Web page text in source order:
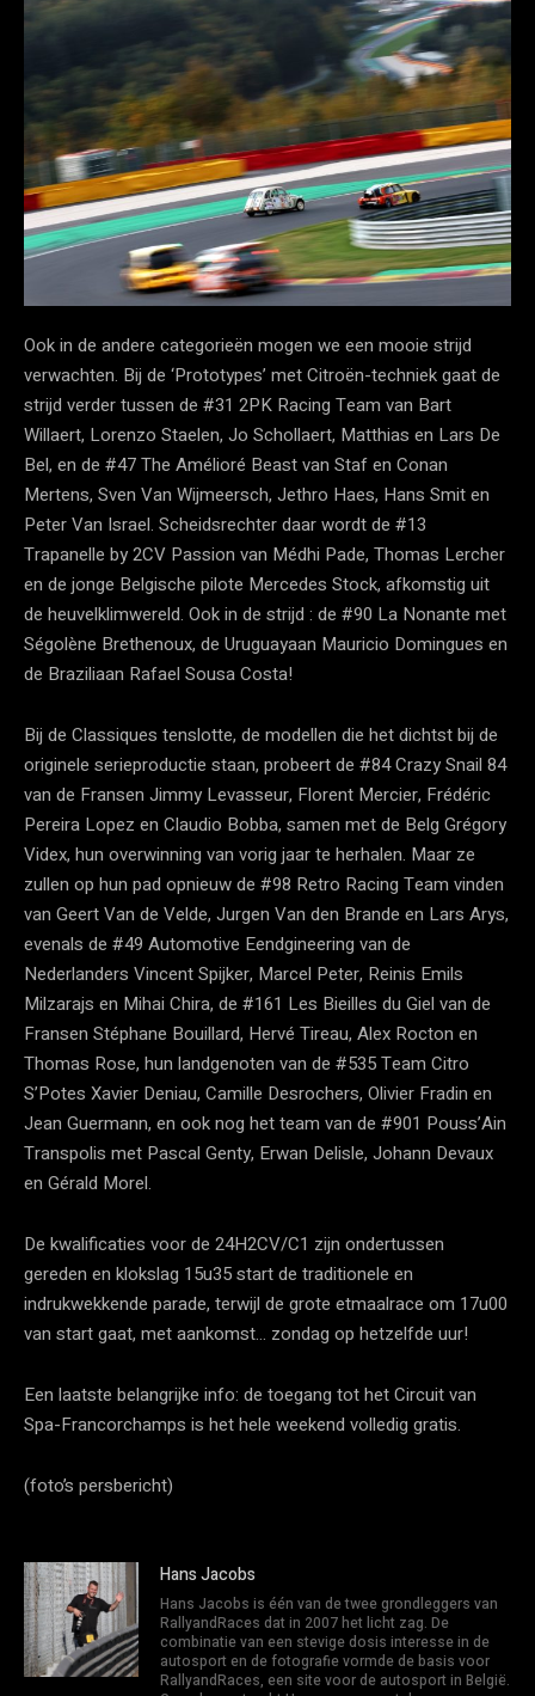
Ook in de andere categorieën mogen we een mooie strijd
verwachten. Bij de ‘Prototypes’ met Citroën-techniek gaat de
strijd verder tussen de #31 2PK Racing Team van Bart
Willaert, Lorenzo Staelen, Jo Schollaert, Matthias en Lars De
Bel, en de #47 The Amélioré Beast van Staf en Conan
Mertens, Sven Van Wijmeersch, Jethro Haes, Hans Smit en
Peter Van Israel. Scheidsrechter daar wordt de #13
Trapanelle by 2CV Passion van Médhi Pade, Thomas Lercher
en de jonge Belgische pilote Mercedes Stock, afkomstig uit
de heuvelklimwereld. Ook in de strijd : de #90 La Nonante met
Ségolène Brethenoux, de Uruguayaan Mauricio Domingues en
de Braziliaan Rafael Sousa Costa!
Bij de Classiques tenslotte, de modellen die het dichtst bij de
originele serieproductie staan, probeert de #84 Crazy Snail 84
van de Fransen Jimmy Levasseur, Florent Mercier, Frédéric
Pereira Lopez en Claudio Bobba, samen met de Belg Grégory
Videx, hun overwinning van vorig jaar te herhalen. Maar ze
zullen op hun pad opnieuw de #98 Retro Racing Team vinden
van Geert Van de Velde, Jurgen Van den Brande en Lars Arys,
evenals de #49 Automotive Eendgineering van de
Nederlanders Vincent Spijker, Marcel Peter, Reinis Emils
Milzarajs en Mihai Chira, de #161 Les Bieilles du Giel van de
Fransen Stéphane Bouillard, Hervé Tireau, Alex Rocton en
Thomas Rose, hun landgenoten van de #535 Team Citro
S’Potes Xavier Deniau, Camille Desrochers, Olivier Fradin en
Jean Guermann, en ook nog het team van de #901 Pouss’Ain
Transpolis met Pascal Genty, Erwan Delisle, Johann Devaux
en Gérald Morel.
De kwalificaties voor de 24H2CV/C1 zijn ondertussen
gereden en klokslag 15u35 start de traditionele en
indrukwekkende parade, terwijl de grote etmaalrace om 17u00
van start gaat, met aankomst… zondag op hetzelfde uur!
Een laatste belangrijke info: de toegang tot het Circuit van
Spa-Francorchamps is het hele weekend volledig gratis.
(foto’s persbericht)
Hans Jacobs
Hans Jacobs is één van de twee grondleggers van
RallyandRaces dat in 2007 het licht zag. De
combinatie van een stevige dosis interesse in de
autosport en de fotografie vormde de basis voor
RallyandRaces, een site voor de autosport in België.